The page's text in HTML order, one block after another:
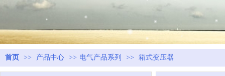
首页 >> 产品中心 >> 电气产品系列 >> 箱式变压器